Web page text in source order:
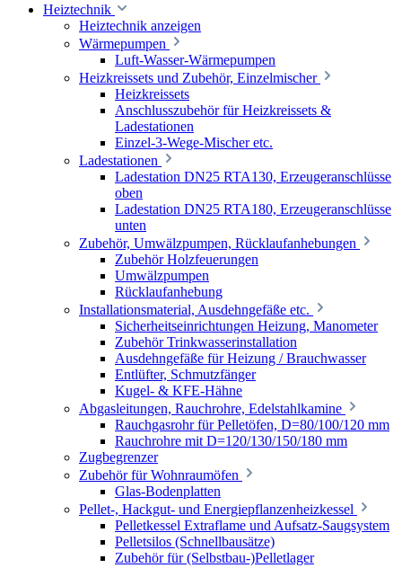
Heiztechnik
Heiztechnik anzeigen
Wärmepumpen
Luft-Wasser-Wärmepumpen
Heizkreissets und Zubehör, Einzelmischer
Heizkreissets
Anschlusszubehör für Heizkreissets &
Ladestationen
Einzel-3-Wege-Mischer etc.
Ladestationen
Ladestation DN25 RTA130, Erzeugeranschlüsse
oben
Ladestation DN25 RTA180, Erzeugeranschlüsse
unten
Zubehör, Umwälzpumpen, Rücklaufanhebungen
Zubehör Holzfeuerungen
Umwälzpumpen
Rücklaufanhebung
Installationsmaterial, Ausdehngefäße etc.
Sicherheitseinrichtungen Heizung, Manometer
Zubehör Trinkwasserinstallation
Ausdehngefäße für Heizung / Brauchwasser
Entlüfter, Schmutzfänger
Kugel- & KFE-Hähne
Abgasleitungen, Rauchrohre, Edelstahlkamine
Rauchgasrohr für Pelletöfen, D=80/100/120 mm
Rauchrohre mit D=120/130/150/180 mm
Zugbegrenzer
Zubehör für Wohnraumöfen
Glas-Bodenplatten
Pellet-, Hackgut- und Energiepflanzenheizkessel
Pelletkessel Extraflame und Aufsatz-Saugsystem
Pelletsilos (Schnellbausätze)
Zubehör für (Selbstbau-)Pelletlager